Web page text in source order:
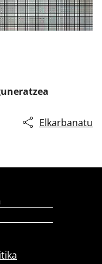
Elkarbanatu